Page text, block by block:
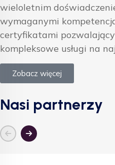
wieloletnim
wymaganymi
certyfikatami
kompleksowe usługi na
Zobacz więcej
Nasi partnerzy